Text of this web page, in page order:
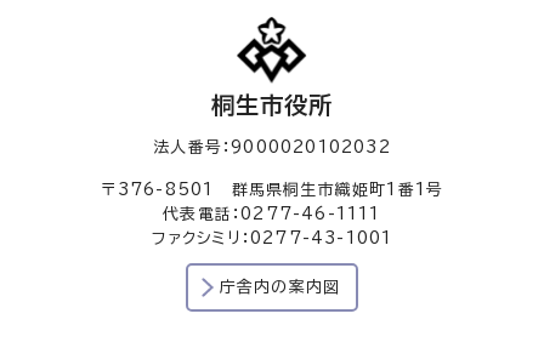
桐生市役所
法人番号：9000020102032
〒376-8501 群馬県桐生市織姫町1番1号
代表電話：0277-46-1111
ファクシミリ：0277-43-1001
庁舎内の案内図